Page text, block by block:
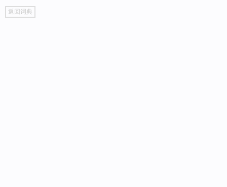
go
top
返回词典